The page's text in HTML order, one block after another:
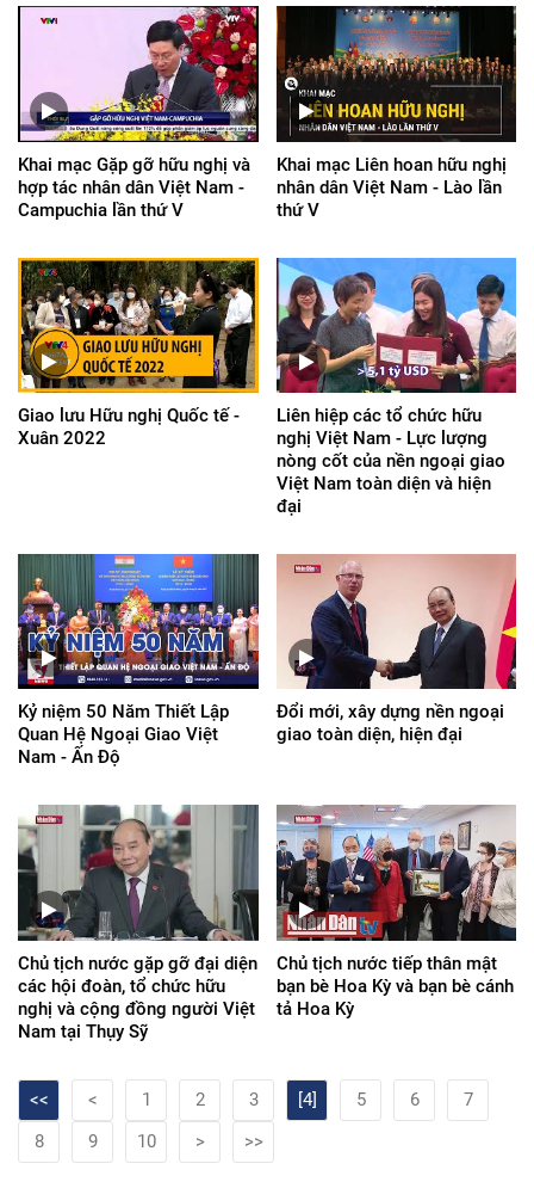
Khai mạc Gặp gỡ hữu nghị và
hợp tác nhân dân Việt Nam -
Campuchia lần thứ V
Khai mạc Liên hoan hữu nghị
nhân dân Việt Nam - Lào lần
thứ V
Giao lưu Hữu nghị Quốc tế -
Xuân 2022
Liên hiệp các tổ chức hữu
nghị Việt Nam - Lực lượng
nòng cốt của nền ngoại giao
Việt Nam toàn diện và hiện
đại
Kỷ niệm 50 Năm Thiết Lập
Quan Hệ Ngoại Giao Việt
Nam - Ấn Độ
Đổi mới, xây dựng nền ngoại
giao toàn diện, hiện đại
Chủ tịch nước gặp gỡ đại diện
các hội đoàn, tổ chức hữu
nghị và cộng đồng người Việt
Nam tại Thụy Sỹ
Chủ tịch nước tiếp thân mật
bạn bè Hoa Kỳ và bạn bè cánh
tả Hoa Kỳ
<< < 1 2 3 [4] 5 6
7
8
9 10 > >>